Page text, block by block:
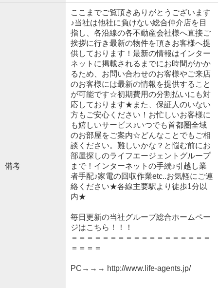
備考
ここまでご覧頂きありがとうございます
♪当社は他社に負けない総合仲介店を目
指し、各沿線の各不動産会社様へ直接ご
挨拶に行き最新の物件を頂きお客様へ提
供しております！最新の情報はインター
ネットに掲載されるまでにお時間がかか
るため、お問い合わせのお客様やご来店
のお客様には最新の情報を提供すること
が可能です☆初期費用の分割払いにも対
応しております★また、保証人のいない
方もご安心ください！お忙しいお客様に
も嬉しいサービス♪いつでも首都圏全域
のお部屋をご案内☆どんなことでもご相
談ください。難しいかな？と悩む前にお
部屋探しのライフエージェントグループ
まで！インターネットの手続♪引越し業
者手配♪家電の回収作業etc..お気軽にご連
絡ください★各線主要駅より徒歩1分以
内★
毎日更新の当社グループ総合ホームペー
ジはこちら！！！
＝＝＝＝＝＝＝＝＝＝＝＝＝＝＝＝＝＝
＝＝＝＝
PC→→→ http://www.life-agents.jp/